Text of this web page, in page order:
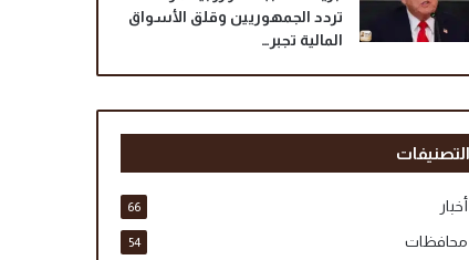
تردد الجمهوريين وقلق الأسواق
المالية تجبر…
التصنيفات
أخبار 66
محافظات 54